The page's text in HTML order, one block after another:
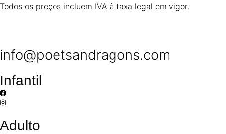
Todos os preços incluem IVA à taxa legal em vigor.
info@poetsandragons.com
Infantil
Adulto